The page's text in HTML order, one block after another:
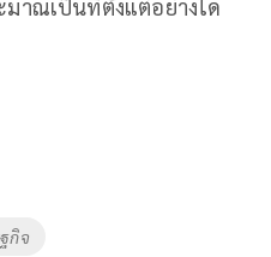
มาณเป็นที่ตั้งแต่อย่างใด
กิจ